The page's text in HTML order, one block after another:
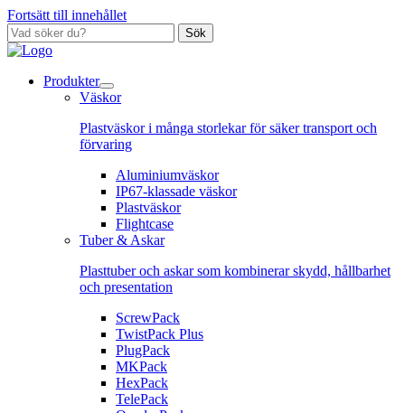
Fortsätt till innehållet
Sök
Produkter
Väskor
Plastväskor i många storlekar för säker transport och
förvaring
Aluminiumväskor
IP67-klassade väskor
Plastväskor
Flightcase
Tuber & Askar
Plasttuber och askar som kombinerar skydd, hållbarhet
och presentation
ScrewPack
TwistPack Plus
PlugPack
MKPack
HexPack
TelePack